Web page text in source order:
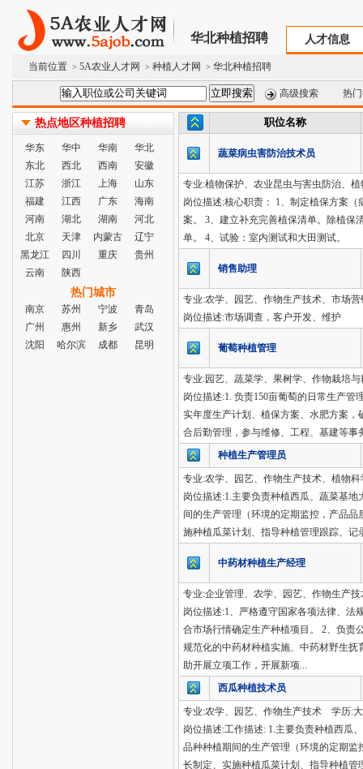
华北种植招聘 人才信息
当前位置 > 5A农业人才网 > 种植人才网 > 华北种植招聘
高级搜索 热
热点地区种植招聘
华东 华中 华南
华北
东北
西北 西南
安徽
江苏
浙江 上海
山东
福建
江西 广东
海南
河南
湖北 湖南
河北
北京
天津 内蒙古
辽宁
黑龙江
四川 重庆
贵州
云南
陕西
热门城市
南京 苏州 宁波
青岛
广州
惠州 新乡
武汉
沈阳
哈尔滨 成都 昆明
职位名称
蔬菜病虫害防治技术员
专业:植物保护、农业昆虫与害虫防治
岗位描述:核心职责： 1、制定植保方案
案。 3、建立补充完善植保清单。除植
单。 4、试验：室内测试和大田测试。
销售助理
专业:农学、园艺、作物生产技术、市
岗位描述:市场调查，客户开发、维护
葡萄种植管理
专业:园艺、蔬菜学、果树学、作物栽
岗位描述:1. 负责150亩葡萄的日常生产
实年度生产计划、植保方案、水肥方案
合后勤管理，参与维修、工程、基建等事
种植生产管理员
专业:农学、园艺、作物生产技术、植
岗位描述:1.主要负责种植西瓜、蔬菜基
间的生产管理（环境的定期监控，产品
施种植瓜菜计划、指导种植管理跟踪、
中药材种植生产经理
专业:企业管理、农学、园艺、作物生
岗位描述:1、严格遵守国家各项法律、法
合市场行情确定生产种植项目。 2、负责
规范化的中药材种植实施、中药材野生
助开展立项工作，开展新项...
西瓜种植技术员
专业:农学、园艺、作物生产技术 学历:
岗位描述:工作描述: 1.主要负责种植西瓜
品种种植期间的生产管理（环境的定期
长制定、实施种植瓜菜计划、指导种植管